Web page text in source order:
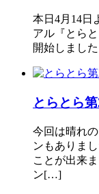
本日4月14日
アル『とら
開始しまし
とらとら
今回は晴れ
ンもありま
ことが出来
ン[…]